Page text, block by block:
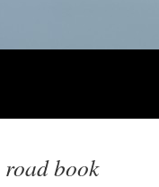
road book